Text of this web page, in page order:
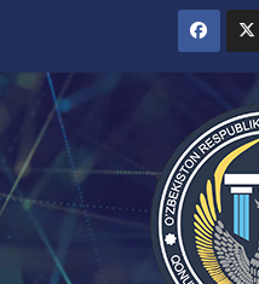
содержимому